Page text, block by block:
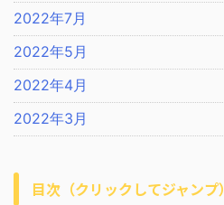
2022年7月
2022年5月
2022年4月
2022年3月
目次（クリックしてジャンプ）